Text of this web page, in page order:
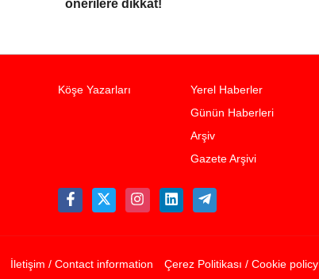
önerilere dikkat!
Köşe Yazarları
Yerel Haberler
Günün Haberleri
Arşiv
Gazete Arşivi
İletişim / Contact information Çerez Politikası / Cookie policy